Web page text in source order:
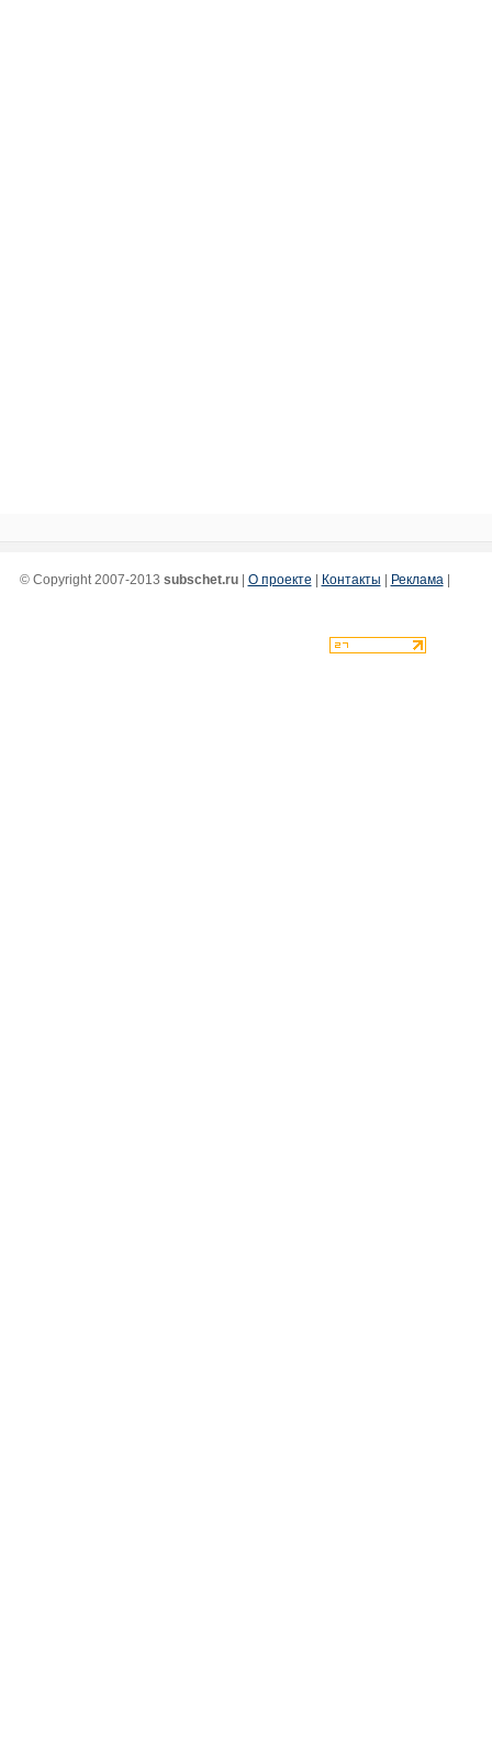
© Copyright 2007-2013 subschet.ru| О проекте Контакты Реклама|